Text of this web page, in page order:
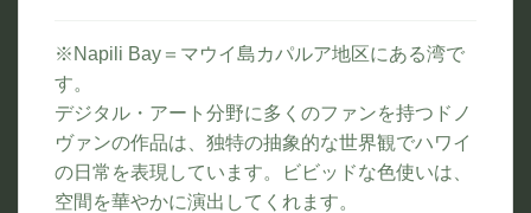
※Napili Bay＝マウイ島カパルア地区にある湾で
す。
デジタル・アート分野に多くのファンを持つドノ
ヴァンの作品は、独特の抽象的な世界観でハワイ
の日常を表現しています。ビビッドな色使いは、
空間を華やかに演出してくれます。